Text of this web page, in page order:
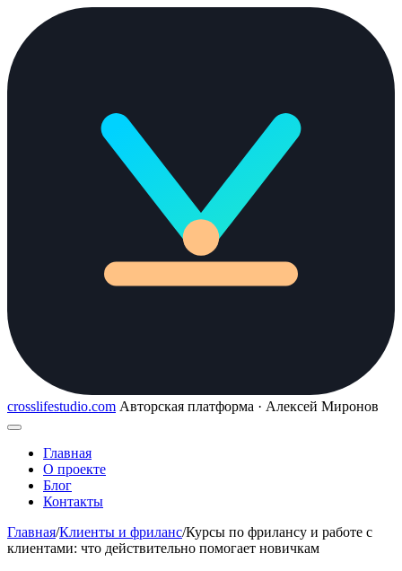
crosslifestudio.com Авторская платформа · Алексей Миронов
Главная
О проекте
Блог
Контакты
Главная/Клиенты и фриланс/Курсы по фрилансу и работе с
клиентами: что действительно помогает новичкам